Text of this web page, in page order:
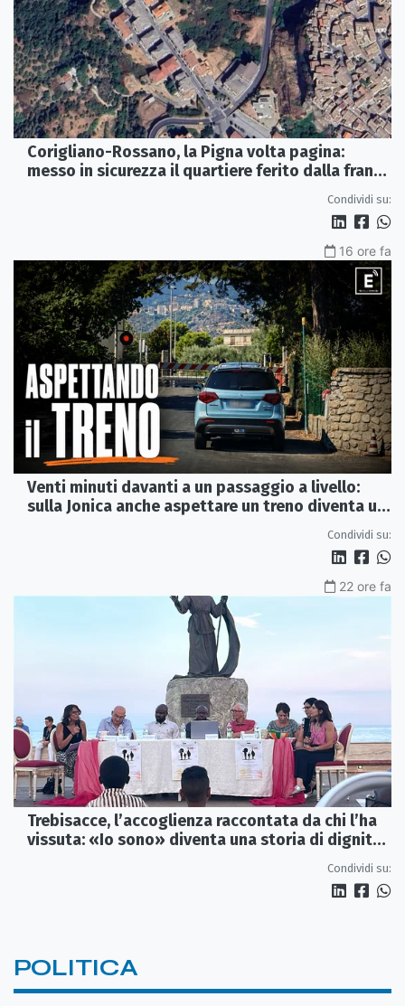
Corigliano-Rossano, la Pigna volta pagina:
messo in sicurezza il quartiere ferito dalla frana
Condividi su:
16 ore fa
Venti minuti davanti a un passaggio a livello:
sulla Jonica anche aspettare un treno diventa un
Condividi su:
22 ore fa
Trebisacce, l’accoglienza raccontata da chi l’ha
vissuta: «Io sono» diventa una storia di dignità
Condividi su:
POLITICA